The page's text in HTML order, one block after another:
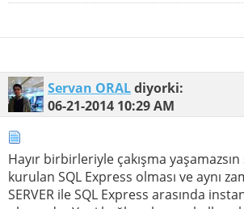
Servan ORALdiyorki:
06-21-2014 10:29 AM
Hayır birbirleriyle çakışma
kurulan SQL Express olması ve aynı
SERVER ile SQL Express arasında